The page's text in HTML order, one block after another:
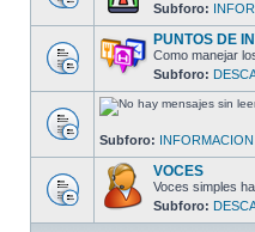
Subforo:
PUNTOS DE
Como manejar
Subforo:
Subforo: INFORMACION
VOCES
Voces simples
Subforo: